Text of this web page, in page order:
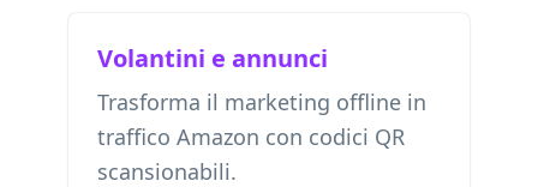
Volantini e annunci
Trasforma il marketing offline in
traffico Amazon con codici QR
scansionabili.